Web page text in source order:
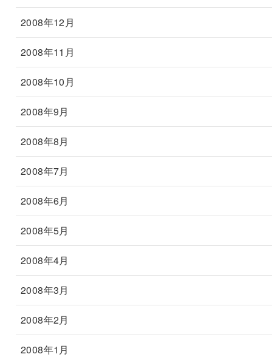
2008年12月
2008年11月
2008年10月
2008年9月
2008年8月
2008年7月
2008年6月
2008年5月
2008年4月
2008年3月
2008年2月
2008年1月